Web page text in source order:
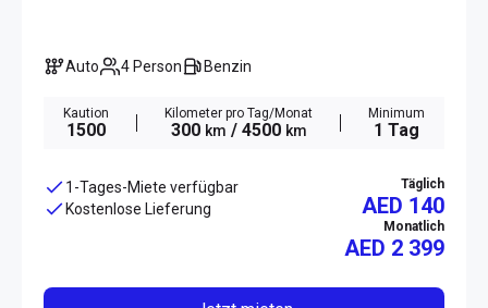
Auto 4 Person Benzin
Kaution
1500
Kilometer pro Tag/Monat
300 km / 4500 km
Minimum
1 Tag
1-Tages-Miete verfügbar
Kostenlose Lieferung
Täglich
AED 140
Monatlich
AED 2 399